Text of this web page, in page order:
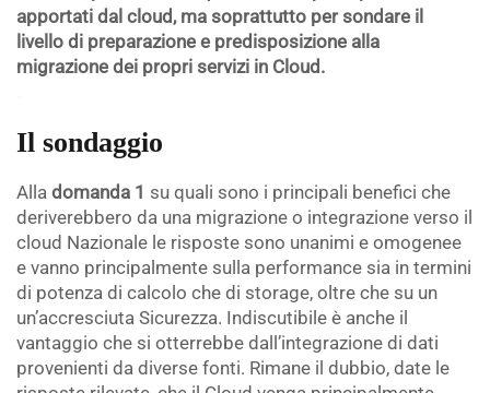
apportati dal cloud, ma soprattutto per sondare il
livello di preparazione e predisposizione alla
migrazione dei propri servizi in Cloud.
Il sondaggio
Alla domanda 1 su quali sono i principali benefici che
deriverebbero da una migrazione o integrazione verso il
cloud Nazionale le risposte sono unanimi e omogenee
e vanno principalmente sulla performance sia in termini
di potenza di calcolo che di storage, oltre che su un
un’accresciuta Sicurezza. Indiscutibile è anche il
vantaggio che si otterrebbe dall’integrazione di dati
provenienti da diverse fonti. Rimane il dubbio, date le